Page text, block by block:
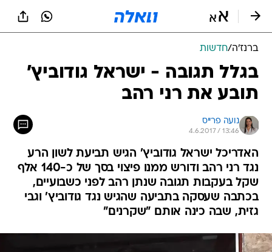
ברנז'ה/חדשות
בגלל תגובה - ישראל גודוביץ'
תובע את רני רהב
נועה פרייס
4.6.2017 / 13:46
האדריכל ישראל גודוביץ' הגיש תביעת לשון הרע
נגד רני רהב ודורש ממנו פיצוי בסך של כ-140 אלף
שקל בעקבות תגובה שנתן רהב לפני כשבועיים,
בכתבה שעסקה בתביעה שהגיש נגד גודוביץ' וגבי
גזית, שבה כינה אותם "שקרנים"